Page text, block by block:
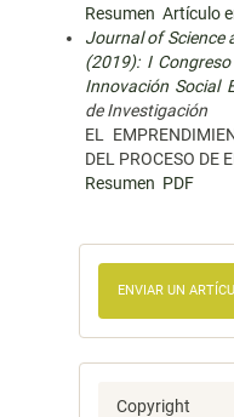
Resumen Artículo
Journal of Science
(2019): I
Innovación Social
de Investigación
EL
DEL PROCESO DE
Resumen PDF
ENVIAR UN
Copyright